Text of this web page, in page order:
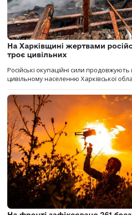
На Харківщині жертвами
троє цивільних
Російські окупаційні сили
цивільному населенню Харківської